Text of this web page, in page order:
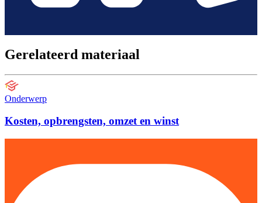
Gerelateerd materiaal
Onderwerp
Kosten, opbrengsten, omzet en winst